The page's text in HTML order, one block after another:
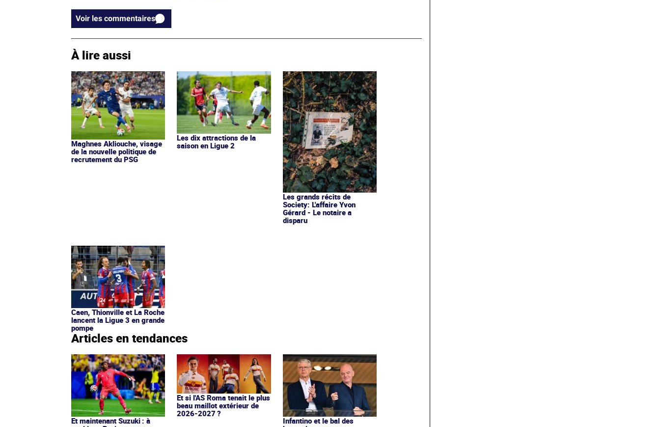
Voir les commentaires
À lire aussi
Maghnes Akliouche, visage
de la nouvelle politique de
recrutement du PSG
Les dix attractions de la
saison en Ligue 2
Les grands récits de
Society: L'affaire Yvon
Gérard - Le notaire a
disparu
Caen, Thionville et La Roche
lancent la Ligue 3 en grande
pompe
Articles en tendances
Et maintenant Suzuki : à
Et si l'AS Roma tenait le plus
beau maillot extérieur de
2026-2027 ?
Infantino et le bal des